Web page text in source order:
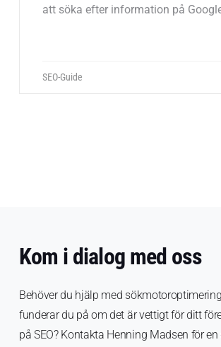
att söka efter information på
del av din digitala strategi.
SEO-Guide
Kom i dialog med oss
Behöver du hjälp med
funderar du på om det är vettigt för ditt
på SEO? Kontakta Henning Madsen för